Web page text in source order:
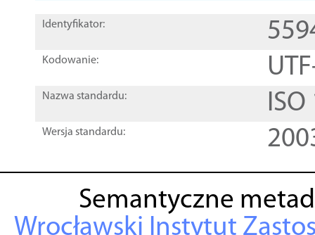
Identyfikator:
Kodowanie:
Nazwa standardu:
Wersja standardu:
Semantyczne
Wrocławski Instytut